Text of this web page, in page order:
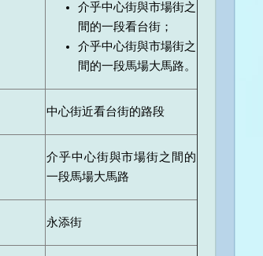
介乎中心街與市場街之
間的一段看台街；
介乎中心街與市場街之
間的一段馬場大馬路。
中心街近看台街的路段
介乎中心街與市場街之間的
一段馬場大馬路
永添街